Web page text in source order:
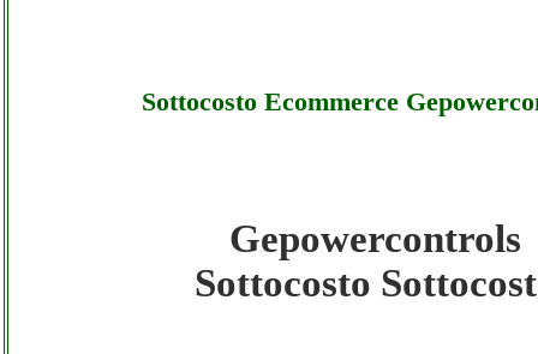
Sottocosto Ecommerce
Gepowercontrols - Sottocosto Ecommerce
Gepowercontrols - Sottocosto
Gepowercontrols
Sottocosto